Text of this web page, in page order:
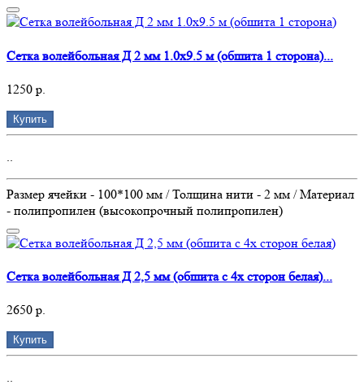
Сетка волейбольная Д 2 мм 1.0х9.5 м (обшита 1 сторона)...
1250 р.
Купить
..
Размер ячейки - 100*100 мм / Толщина нити - 2 мм / Материал
- полипропилен (высокопрочный полипропилен)
Сетка волейбольная Д 2,5 мм (обшита с 4х сторон белая)...
2650 р.
Купить
..